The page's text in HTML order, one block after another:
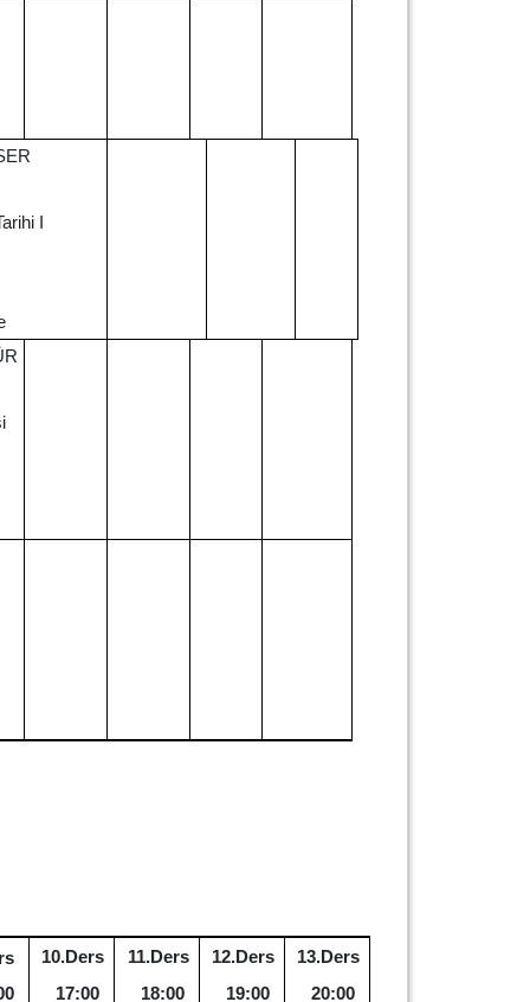
I
10.Ders 11.Ders 12.Ders
13.Ders
17:00 18:00 19:00 20:00